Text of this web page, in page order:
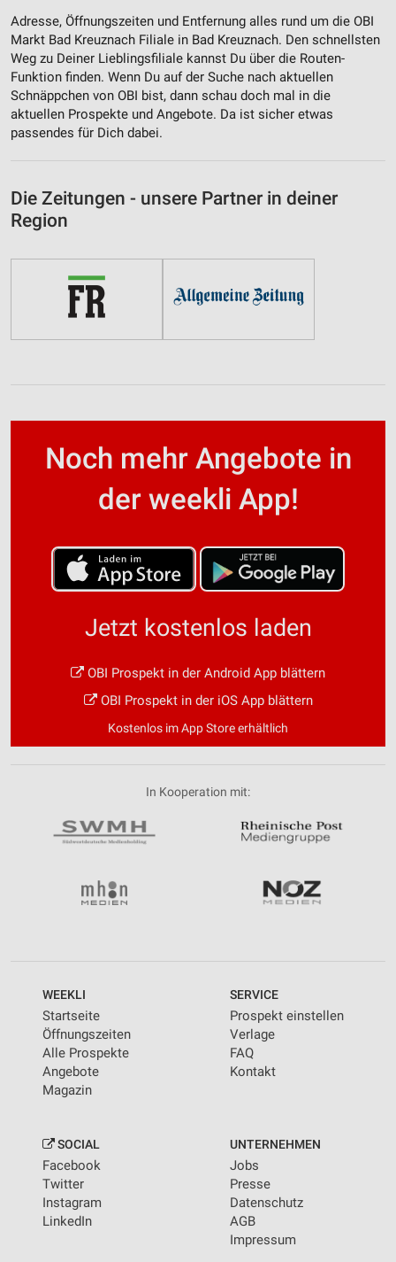
Adresse, Öffnungszeiten und Entfernung alles rund um die OBI
Markt Bad Kreuznach Filiale in Bad Kreuznach. Den schnellsten
Weg zu Deiner Lieblingsfiliale kannst Du über die Routen-
Funktion finden. Wenn Du auf der Suche nach aktuellen
Schnäppchen von OBI bist, dann schau doch mal in die
aktuellen Prospekte und Angebote. Da ist sicher etwas
passendes für Dich dabei.
Die Zeitungen - unsere Partner in deiner
Region
Noch mehr Angebote in
der weekli App!
Jetzt kostenlos laden
OBI Prospekt in der Android App blättern
OBI Prospekt in der iOS App blättern
Kostenlos im App Store erhältlich
In Kooperation mit:
WEEKLI
Startseite
Öffnungszeiten
Alle Prospekte
Angebote
Magazin
SERVICE
Prospekt einstellen
Verlage
FAQ
Kontakt
SOCIAL
Facebook
Twitter
Instagram
LinkedIn
UNTERNEHMEN
Jobs
Presse
Datenschutz
AGB
Impressum